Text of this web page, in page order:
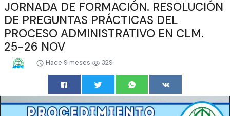
JORNADA DE FORMACIÓN. RESOLUCIÓN
DE PREGUNTAS PRÁCTICAS DEL
PROCESO ADMINISTRATIVO EN CLM.
25-26 NOV
Hace 9 meses 329